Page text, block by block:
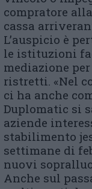
compratore
cassa
L’auspicio è
le istituzioni
mediazione
ristretti. «Nel
ci ha anche
Duplomatic si
aziende
stabilimento
settimane di
nuovi
Anche sul